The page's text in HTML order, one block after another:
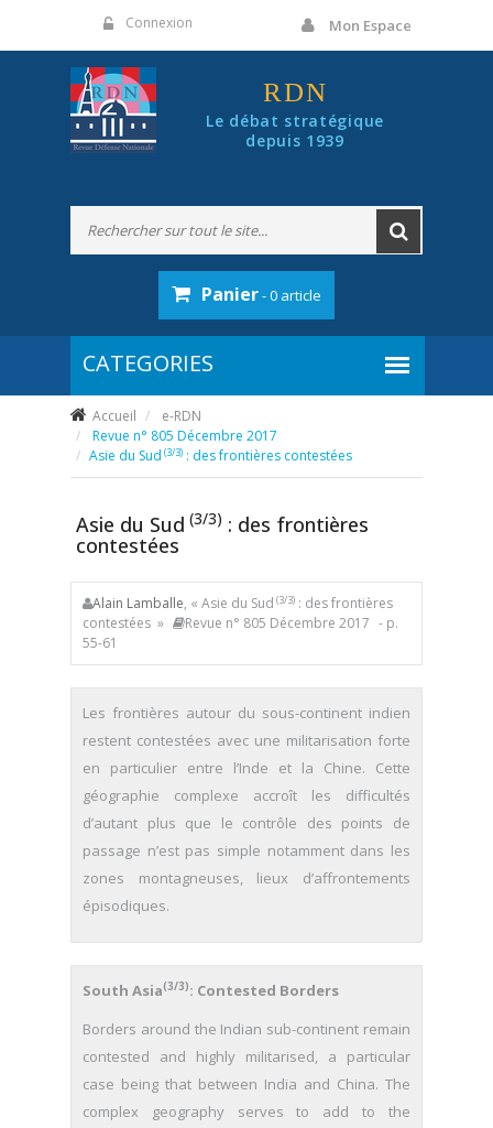
Connexion Mon Espace
RDN
Le débat stratégique
depuis 1939
Panier- 0 article
Accueil
e-RDN
Revue n° 805 Décembre 2017
Asie du Sud (3/3) : des frontières contestées
Asie du Sud (3/3) : des frontières
contestées
Alain Lamballe, « Asie du Sud (3/3) : des frontières
contestées »
Revue n° 805 Décembre 2017 - p.
55-61
Les frontières autour du sous-continent indien
restent contestées avec une militarisation forte
en particulier entre l’Inde et la Chine. Cette
géographie complexe accroît les difficultés
d’autant plus que le contrôle des points de
passage n’est pas simple notamment dans les
zones montagneuses, lieux d’affrontements
épisodiques.
South Asia(3/3): Contested Borders
Borders around the Indian sub-continent remain
contested and highly militarised, a particular
case being that between India and China. The
complex geography serves to add to the